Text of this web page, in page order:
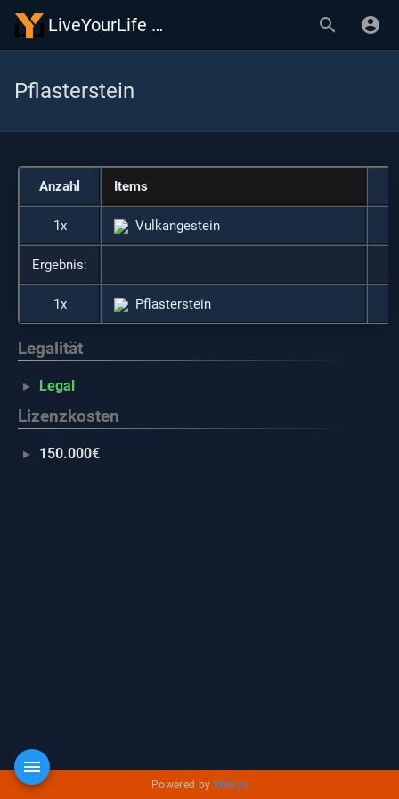
LiveYourLife Wiki
Pflasterstein
Anzahl Items
1x Vulkangestein
Ergebnis:
1x Pflasterstein
Legalität
Legal
Lizenzkosten
150.000€
Powered byWiki.js